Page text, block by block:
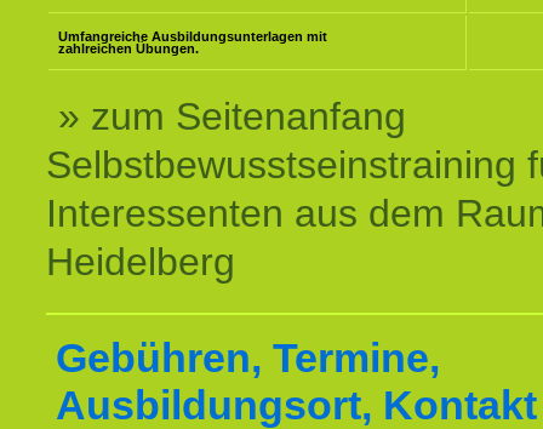
Umfangreiche Ausbildungsunterlagen mit
zahlreichen Übungen.
» zum Seitenanfang
Selbstbewusstseinstraining
Interessenten aus dem
Heidelberg
Gebühren, Termine,
Ausbildungsort, Kontakt